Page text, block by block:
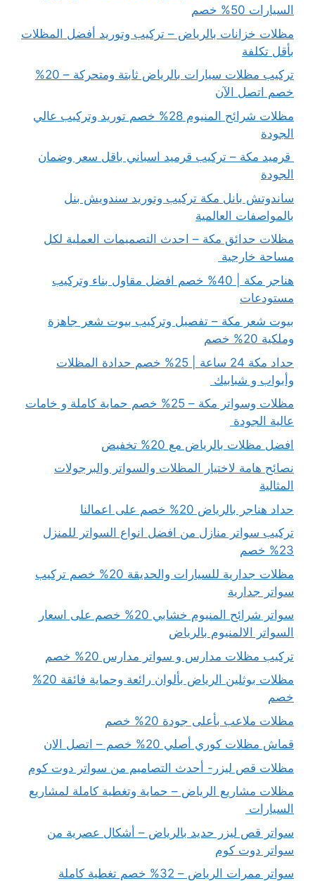
السيارات 50% خصم
مظلات خزانات بالرياض – تركيب وتوريد أفضل المظلات
بأقل تكلفة
تركيب مظلات سيارات بالرياض ثابتة ومتحركة – 20%
خصم اتصل الآن
مظلات شرائح المنيوم 28% خصم توريد وتركيب عالي
الجودة
قرميد مكة – تركيب قرميد اسباني باقل سعر وضمان
الجودة
ساندوتش بانل مكة تركيب وتوريد سندويش بنل
بالمواصفات العالمية
مظلات حدائق مكة – احدث التصميمات العملية لكل
مساحة خارجية
هناجر مكة | 40% خصم افضل مقاول بناء وتركيب
مستودعات
بيوت شعر مكة – تفصيل وتركيب بيوت شعر جاهزة
وملكية 20% خصم
حداد مكة 24 ساعة | 25% خصم حدادة المظلات
وأبواب و شبابيك
مظلات وسواتر مكة – 25% خصم حماية كاملة و خامات
عالية الجودة
افضل مظلات بالرياض مع 20% تخفيض
نصائح هامة لاختيار المظلات والسواتر والبرجولات
المثالية
حداد هناجر بالرياض 20% خصم على اعمالنا
تركيب سواتر منازل من افضل انواع السواتر للمنزل
23% خصم
مظلات جدارية للسيارات والحديقة 20% خصم تركيب
سواتر جدارية
سواتر شرائح المنيوم خشابي 20% خصم على اسعار
السواتر الالمنيوم بالرياض
تركيب مظلات مدارس و سواتر مدارس 20% خصم
مظلات بوثلين الرياض بألوان رائعة وحماية فائقة 20%
خصم
مظلات ملاعب بأعلى جودة 20% خصم
قماش مظلات كوري أصلي 20% خصم – اتصل الان
مظلات قص ليزر- أحدث التصاميم من سواتر دوت كوم
مظلات مشاريع الرياض – حماية وتغطية كاملة لمشاريع
السيارات
سواتر قص ليزر حديد بالرياض – أشكال عصرية من
سواتر دوت كوم
سواتر ممرات الرياض – 32% خصم تغطية كاملة